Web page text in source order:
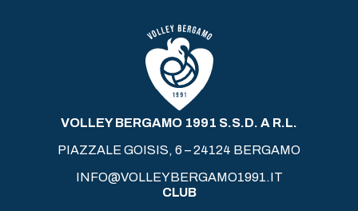
VOLLEY BERGAMO 1991 S.S.D. A R.L.
PIAZZALE GOISIS, 6 – 24124 BERGAMO
INFO@VOLLEYBERGAMO1991.IT
CLUB